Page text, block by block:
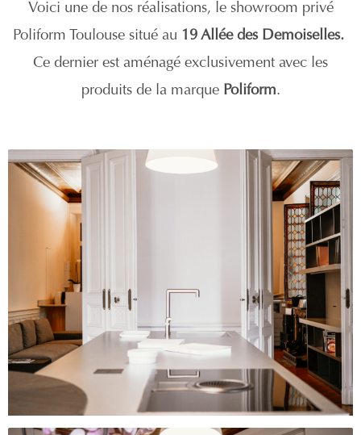
Voici une de nos réalisations, le showroom privé
Poliform Toulouse situé au 19 Allée des Demoiselles.
Ce dernier est aménagé exclusivement avec les
produits de la marque Poliform.